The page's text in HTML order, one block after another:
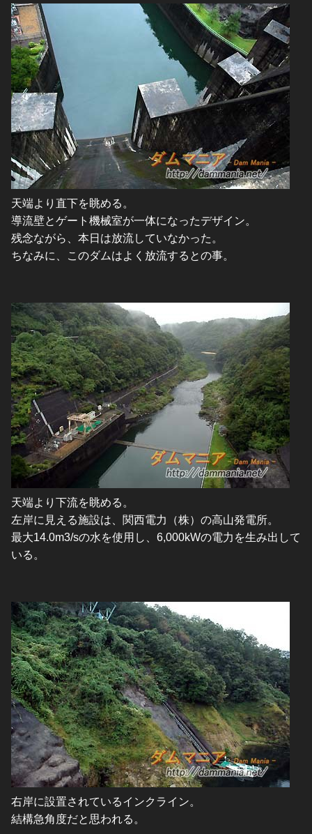
天端より直下を眺める。
導流壁とゲート機械室が一体になったデザイン。
残念ながら、本日は放流していなかった。
ちなみに、このダムはよく放流するとの事。
天端より下流を眺める。
左岸に見える施設は、関西電力（株）の高山発電所。
最大14.0m3/sの水を使用し、6,000kWの電力を生み出して
いる。
右岸に設置されているインクライン。
結構急角度だと思われる。